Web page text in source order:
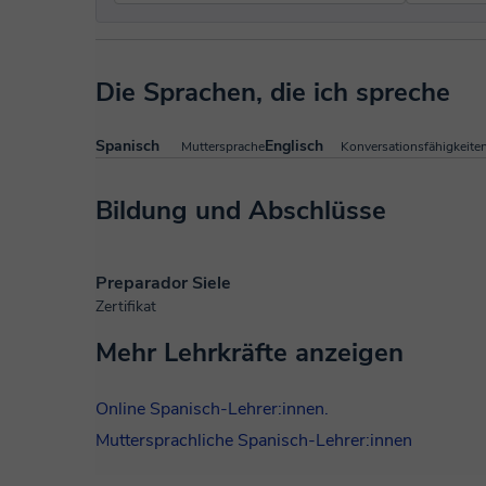
Die Sprachen, die ich spreche
Spanisch MutterspracheEnglisch
Bildung und Abschlüsse
Preparador Siele
Zertifikat
Mehr Lehrkräfte anzeigen
Online Spanisch-Lehrer:innen.
Muttersprachliche Spanisch-Lehrer:innen